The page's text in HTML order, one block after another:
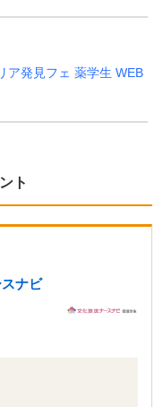
ア発見フェ 薬学生 WEB
ト
ナビ